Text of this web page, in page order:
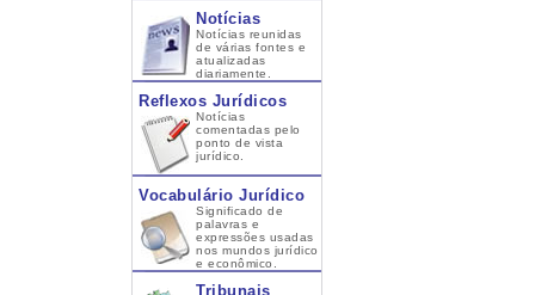
Notícias
Notícias reunidas
de várias fontes e
atualizadas
diariamente.
Reflexos Jurídicos
Notícias
comentadas pelo
ponto de vista
jurídico.
Vocabulário Jurídico
Significado de
palavras e
expressões usadas
nos mundos jurídico
e econômico.
Tribunais